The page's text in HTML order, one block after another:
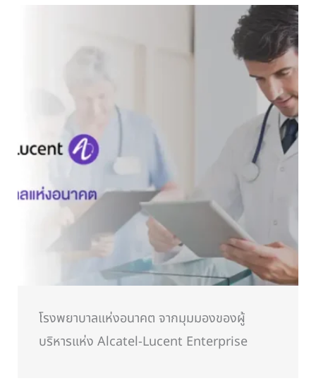
โรงพยาบาลแห่งอนาคต จากมุมมองของผู้
บริหารแห่ง Alcatel-Lucent Enterprise